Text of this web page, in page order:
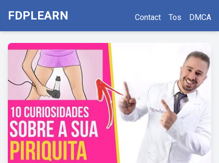
FDPLEARN Contact Tos DMCA